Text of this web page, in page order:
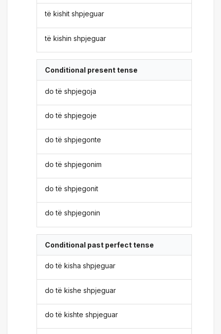
të kishit shpjeguar
të kishin shpjeguar
Conditional present tense
do të shpjegoja
do të shpjegoje
do të shpjegonte
do të shpjegonim
do të shpjegonit
do të shpjegonin
Conditional past perfect tense
do të kisha shpjeguar
do të kishe shpjeguar
do të kishte shpjeguar